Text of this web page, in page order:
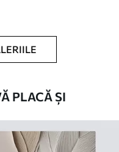
strat de lac.
PLACĂ ȘI